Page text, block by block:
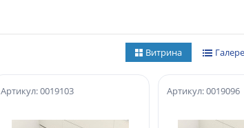
Витрина
Артикул: 0019103 Артикул: 0019096